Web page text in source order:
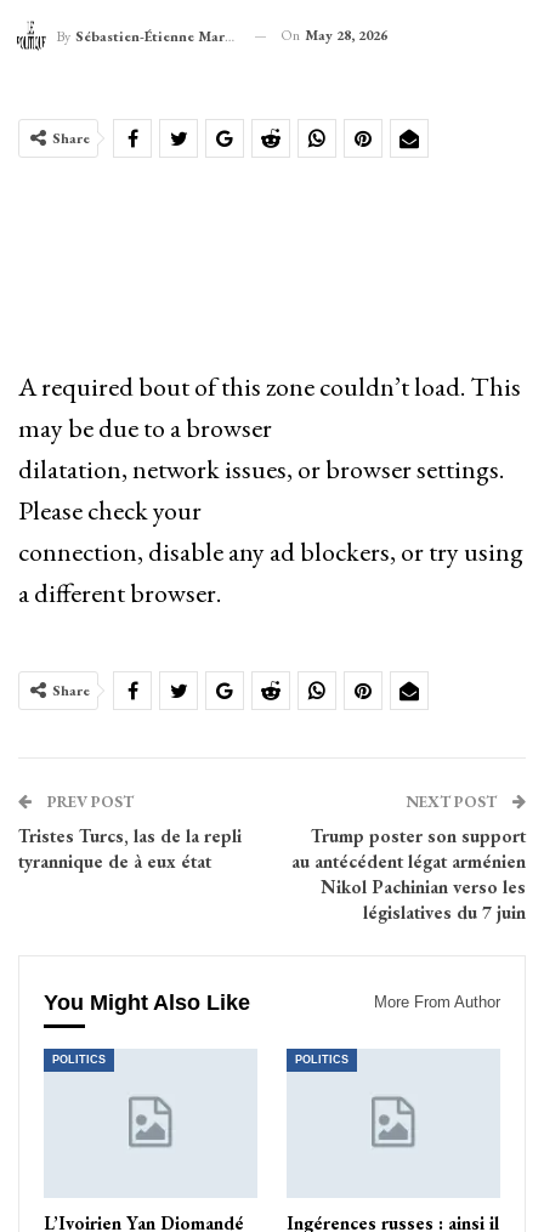
By Sébastien-Étienne Marechal On May 28, 2026
Share
A required bout of this zone couldn’t load. This
may be due to a browser
dilatation, network issues, or browser settings.
Please check your
connection, disable any ad blockers, or try using
a different browser.
Share
PREV POST
Tristes Turcs, las de la repli
tyrannique de à eux état
NEXT POST
Trump poster son support
au antécédent légat arménien
Nikol Pachinian verso les
législatives du 7 juin
You Might Also Like More From Author
POLITICS
L’Ivoirien Yan Diomandé
POLITICS
Ingérences russes : ainsi il